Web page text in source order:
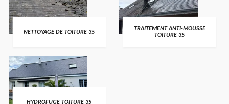
NETTOYAGE DE TOITURE 35
TRAITEMENT ANTI-MOUSSE
TOITURE 35
HYDROFUGE TOITURE 35